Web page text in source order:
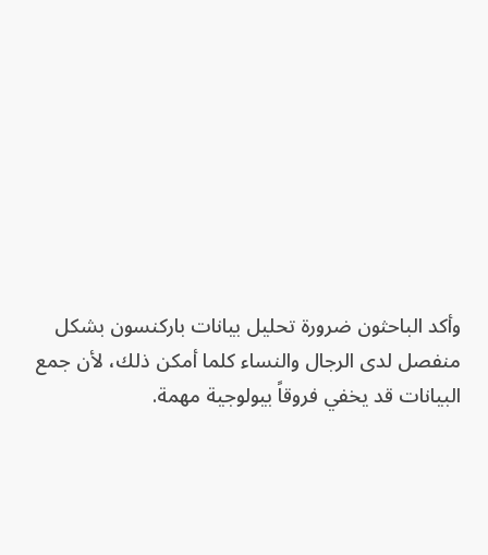
وأكد الباحثون ضرورة تحليل بيانات باركنسون بشكل
منفصل لدى الرجال والنساء كلما أمكن ذلك، لأن جمع
البيانات قد يخفي فروقاً بيولوجية مهمة.